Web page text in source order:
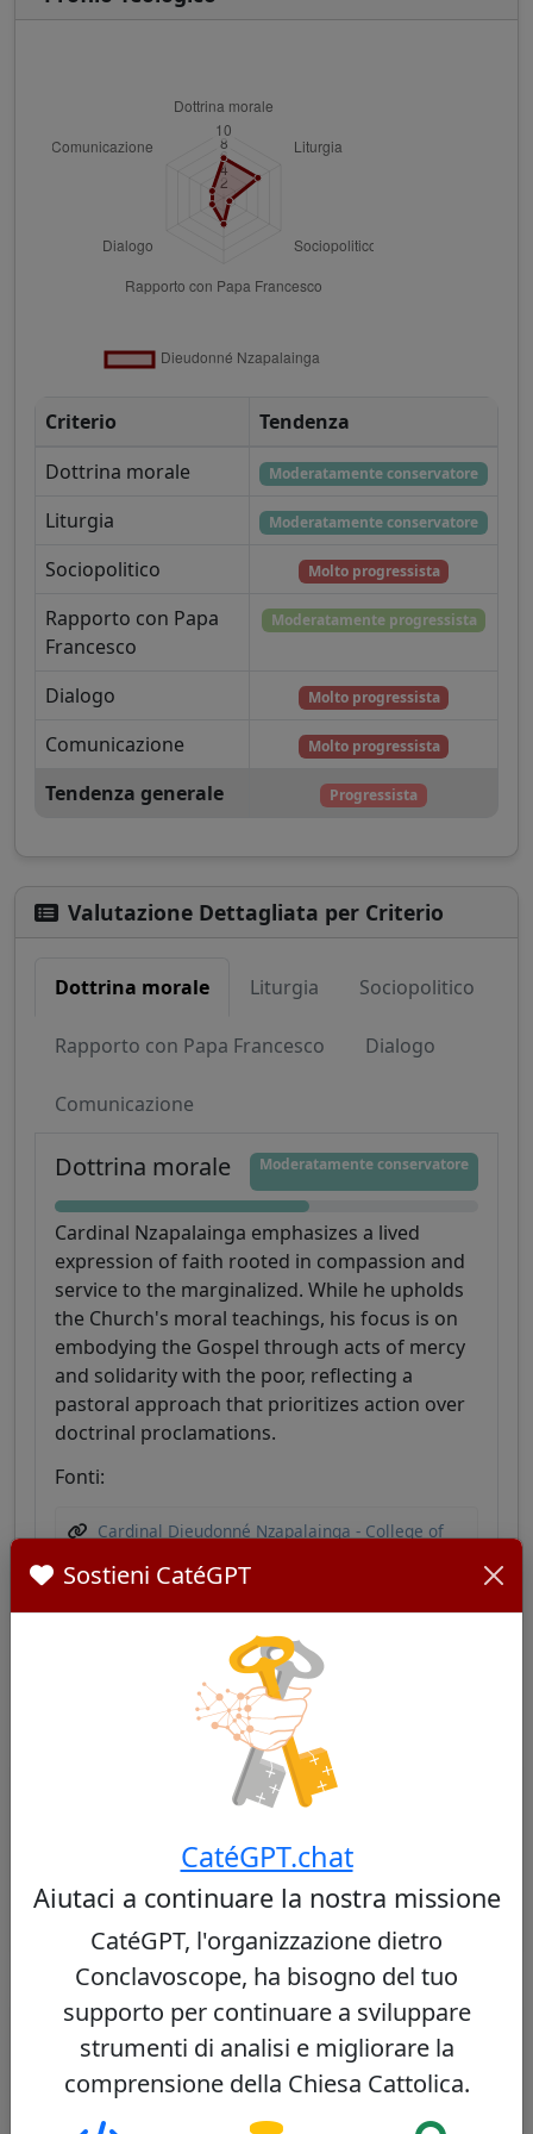
Criterio
Tendenza
Dottrina morale
Moderatamente conservatore
Liturgia Moderatamente conservatore
Sociopolitico Molto progressista
Rapporto con Papa
Francesco
Moderatamente progressista
Dialogo Molto progressista
Comunicazione Molto progressista
Tendenza generale Progressista
Valutazione Dettagliata per Criterio
Dottrina morale Liturgia Sociopolitico
Rapporto con Papa Francesco Dialogo
Comunicazione
Dottrina morale Moderatamente conservatore
Cardinal Nzapalainga emphasizes a lived
expression of faith rooted in compassion and
service to the marginalized. While he upholds
the Church's moral teachings, his focus is on
embodying the Gospel through acts of mercy
and solidarity with the poor, reflecting a
pastoral approach that prioritizes action over
doctrinal proclamations.
Fonti:
Cardinal Dieudonné Nzapalainga - College of
Cardinali Simili
Altri cardinali da Central African
Nessun cardinale simile trovato
Altri cardinali dello stesso concistoro
35/100
Carlos Osoro Sierra
Sostieni CatéGPT
CatéGPT.chat
Aiutaci a continuare la nostra missione
CatéGPT, l'organizzazione dietro
Conclavoscope, ha bisogno del tuo
supporto per continuare a sviluppare
strumenti di analisi e migliorare la
comprensione della Chiesa Cattolica.